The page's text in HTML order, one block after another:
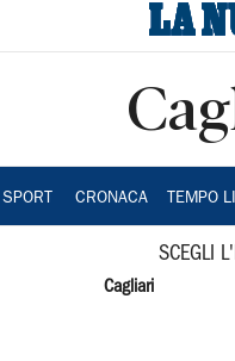
SPORT CRONACA TEMPO
SCEGLI
Cagliari